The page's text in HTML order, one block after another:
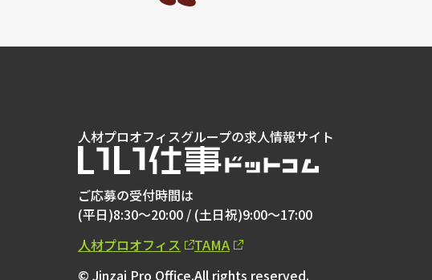
人材プロオフィスグループの求人情報サイト
ご応募の受付時間は
(平日)8:30～20:00 / (土日祝)9:00～17:00
人材プロオフィス
TAMA
© Jinzai Pro Office.All rights reserved.